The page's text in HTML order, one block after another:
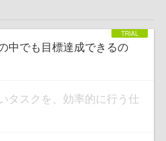
中でも目標達成できるの
タスクを、効率的に行う仕